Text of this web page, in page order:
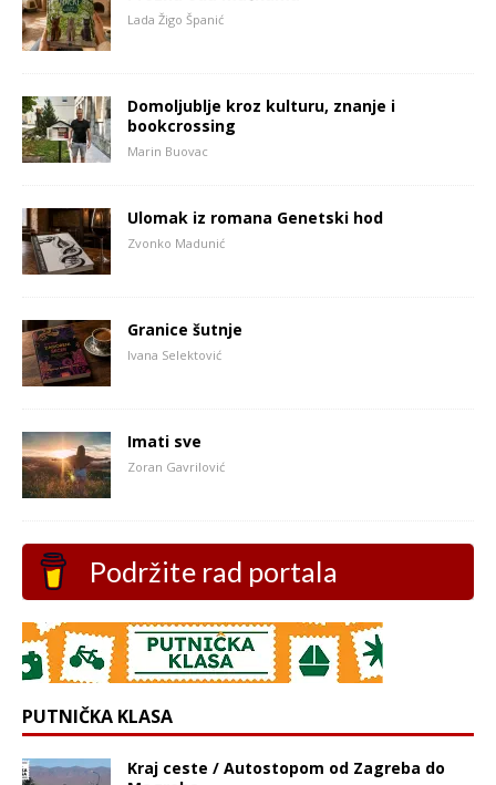
Lada Žigo Španić
Domoljublje kroz kulturu, znanje i
bookcrossing
Marin Buovac
Ulomak iz romana Genetski hod
Zvonko Madunić
Granice šutnje
Ivana Selektović
Imati sve
Zoran Gavrilović
Podržite rad portala
PUTNIČKA KLASA
Kraj ceste / Autostopom od Zagreba do